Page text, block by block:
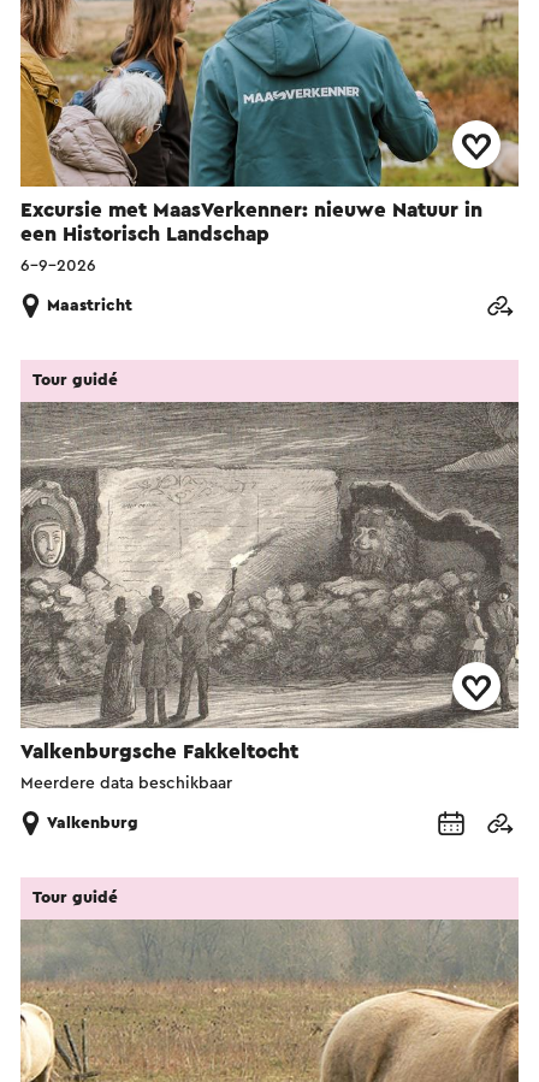
Excursie met MaasVerkenner: nieuwe Natuur in
een Historisch Landschap
6-9-2026
Maastricht
Valkenburgsche Fakkeltocht
Tour guidé
Meerdere data beschikbaar
Valkenburg
Tour guidé